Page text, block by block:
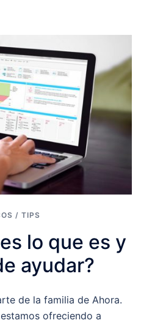
/ TIPS
lo que es y
ayudar?
de la familia de Ahora.
ofreciendo a